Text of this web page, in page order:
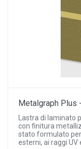
Metalgraph Plus
Lastra di laminato
con finitura
stato formulato
esterni, ai raggi UV